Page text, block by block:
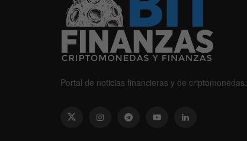
Portal de noticias financieras y de criptomonedas.